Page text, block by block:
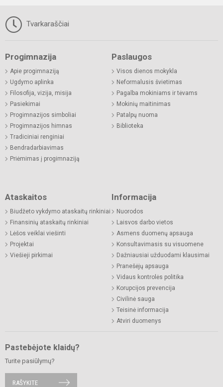
Tvarkaraščiai
Progimnazija
Apie progimnaziją
Ugdymo aplinka
Filosofija, vizija, misija
Pasiekimai
Progimnazijos simboliai
Progimnazijos himnas
Tradiciniai renginiai
Bendradarbiavimas
Priėmimas į progimnaziją
Paslaugos
Visos dienos mokykla
Neformalusis švietimas
Pagalba mokiniams ir tėvams
Mokinių maitinimas
Patalpų nuoma
Biblioteka
Ataskaitos
Biudžeto vykdymo ataskaitų rinkiniai
Finansinių ataskaitų rinkiniai
Lėšos veiklai viešinti
Projektai
Viešieji pirkimai
Informacija
Nuorodos
Laisvos darbo vietos
Asmens duomenų apsauga
Konsultavimasis su visuomene
Dažniausiai užduodami klausimai
Pranešėjų apsauga
Vidaus kontrolės politika
Korupcijos prevencija
Civilinė sauga
Teisinė informacija
Atviri duomenys
Pastebėjote klaidų?
Turite pasiūlymų?
RAŠYKITE